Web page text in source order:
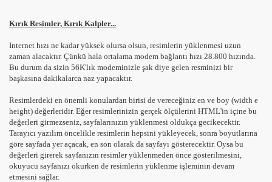
Kırık Resimler, Kırık Kalpler...
Internet hızı ne kadar yüksek olursa olsun, resimlerin yüklenmesi uzun
zaman alacaktır. Çünkü hala ortalama modem bağlantı hızı 28.800 hızında.
Bu durum da sizin 56K'lık modeminizle şak diye gelen resminizi bir
başkasına dakikalarca naz yapacaktır.
Resimlerdeki en önemli konulardan birisi de vereceğiniz en ve boy (width e
height) değerleridir. Eğer resimlerinizin gerçek ölçülerini HTML'in içine bu
değerleri girmezseniz, sayfalarınızın yüklenmesi oldukça gecikecektir.
Tarayıcı yazılım öncelikle resimlerin hepsini yükleyecek, sonra boyutlarına
göre sayfada yer açacak, en son olarak da sayfayı gösterecektir. Oysa bu
değerleri girerek sayfanızın resimler yüklenmeden önce gösterilmesini,
okuyucu sayfanızı okurken de resimlerin yüklenme işleminin devam
etmesini sağlar.